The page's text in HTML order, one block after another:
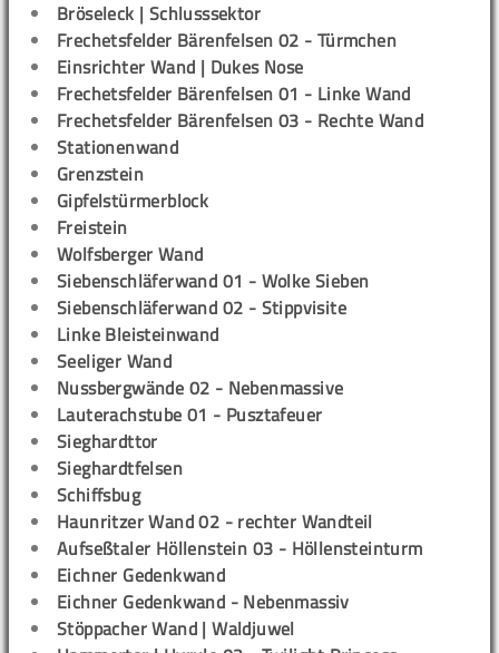
Bröseleck | Schlusssektor
Frechetsfelder Bärenfelsen 02 - Türmchen
Einsrichter Wand | Dukes Nose
Frechetsfelder Bärenfelsen 01 - Linke Wand
Frechetsfelder Bärenfelsen 03 - Rechte Wand
Stationenwand
Grenzstein
Gipfelstürmerblock
Freistein
Wolfsberger Wand
Siebenschläferwand 01 - Wolke Sieben
Siebenschläferwand 02 - Stippvisite
Linke Bleisteinwand
Seeliger Wand
Nussbergwände 02 - Nebenmassive
Lauterachstube 01 - Pusztafeuer
Sieghardttor
Sieghardtfelsen
Schiffsbug
Haunritzer Wand 02 - rechter Wandteil
Aufseßtaler Höllenstein 03 - Höllensteinturm
Eichner Gedenkwand
Eichner Gedenkwand - Nebenmassiv
Stöppacher Wand | Waldjuwel